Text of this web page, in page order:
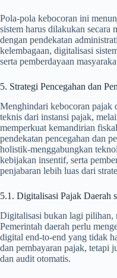
Pola-pola kebocoran ini
sistem harus dilakukan
dengan pendekatan
kelembagaan, digitalisasi
serta pemberdayaan
5. Strategi Pencegahan dan
Menghindari kebocoran pajak
teknis dari instansi pajak,
memperkuat kemandirian
pendekatan pencegahan dan
holistik-menggabungkan
kebijakan insentif, serta
penjabaran lebih luas dari
5.1. Digitalisasi Pajak Daerah
Digitalisasi bukan lagi pilihan,
Pemerintah daerah perlu
digital end-to-end yang tidak
dan pembayaran pajak, tetapi
dan audit otomatis.